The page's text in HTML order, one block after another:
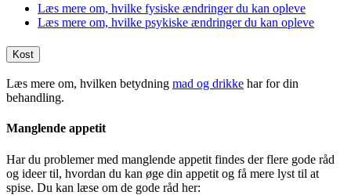
Læs mere om, hvilke fysiske ændringer du kan opleve
Læs mere om, hvilke psykiske ændringer du kan opleve
Kost
Læs mere om, hvilken betydning mad og drikke har for din
behandling.
Manglende appetit
Har du problemer med manglende appetit findes der flere gode råd
og ideer til, hvordan du kan øge din appetit og få mere lyst til at
spise. Du kan læse om de gode råd her: